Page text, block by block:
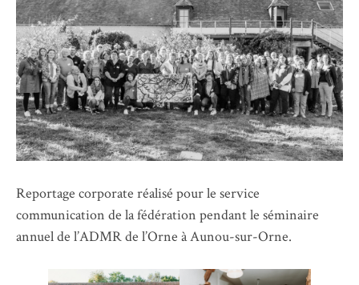
Reportage corporate réalisé pour le service
communication de la fédération pendant le séminaire
annuel de l’ADMR de l’Orne à Aunou-sur-Orne.